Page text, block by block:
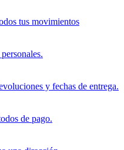
tus movimientos
y fechas de entrega.
de pago.